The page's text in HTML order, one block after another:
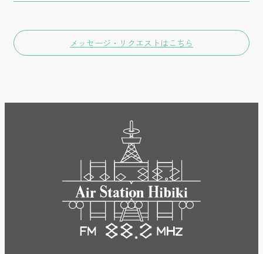
メッセージ・リクエストはこちら